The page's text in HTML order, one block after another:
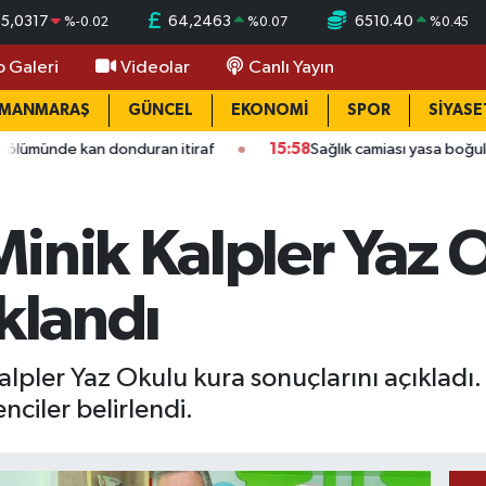
%-0.02 64,2463 %0.07 6510.40 %0.45
Galeri Videolar Canlı Yayın
GÜNCEL EKONOMİ SPOR
donduran itiraf 15:58 Sağlık camiası yasa boğuldu:
Kalpler Yaz
Yaz Okulu kura sonuçlarını
belirlendi.